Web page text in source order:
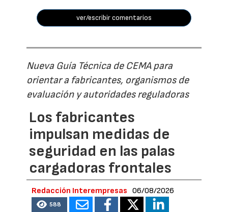
ver/escribir comentarios
Nueva Guía Técnica de CEMA para
orientar a fabricantes, organismos de
evaluación y autoridades reguladoras
Los fabricantes
impulsan medidas de
seguridad en las palas
cargadoras frontales
Redacción Interempresas 06/08/2026
588